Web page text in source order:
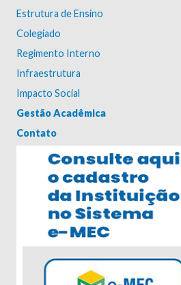
Estrutura de Ensino
Colegiado
Regimento Interno
Infraestrutura
Impacto Social
Gestão Acadêmica
Contato